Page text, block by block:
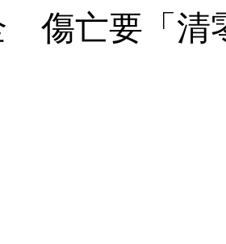
傷亡要「清